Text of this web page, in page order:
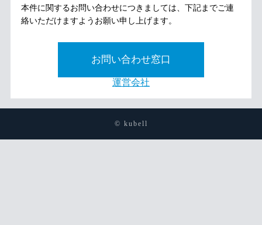
本件に関するお問い合わせにつきましては、下記までご連
絡いただけますようお願い申し上げます。
お問い合わせ窓口
運営会社
© kubell